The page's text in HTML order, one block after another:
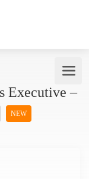
Executive –
NEW